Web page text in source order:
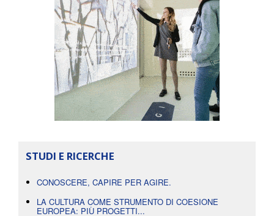
STUDI E RICERCHE
CONOSCERE, CAPIRE PER AGIRE.
LA CULTURA COME STRUMENTO DI COESIONE
EUROPEA: PIÙ PROGETTI...